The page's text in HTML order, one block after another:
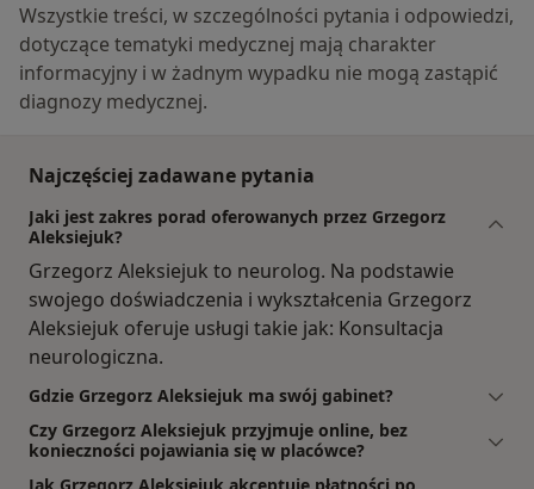
Wszystkie treści, w szczególności pytania i odpowiedzi,
dotyczące tematyki medycznej mają charakter
informacyjny i w żadnym wypadku nie mogą zastąpić
diagnozy medycznej.
Najczęściej zadawane pytania
Jaki jest zakres porad oferowanych przez Grzegorz
Aleksiejuk?
Grzegorz Aleksiejuk to neurolog. Na podstawie
swojego doświadczenia i wykształcenia Grzegorz
Aleksiejuk oferuje usługi takie jak: Konsultacja
neurologiczna.
Gdzie Grzegorz Aleksiejuk ma swój gabinet?
Czy Grzegorz Aleksiejuk przyjmuje online, bez
konieczności pojawiania się w placówce?